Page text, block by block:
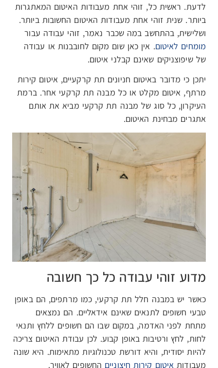
לדעת. ראשית כל, זוהי אחת מעבודות האיטום המאתגרות
ביותר. שנית זוהי אחת מעבודות האיטום החשובות ביותר.
ושלישית, בהתחשב במה שכבר נאמר, זוהי עבודה עבור
מומחים לאיטום. אין כאן שום מקום לחובבנות או עבודה
של שיפוצניקים שאינם קבלני איטום.
יתכן כי מדובר באיטום חניונים תת קרקעיים, איטום קירות
מרתף, איטום מקלט או כל מבנה תת קרקעי אחר. ברמת
העיקרון, כל סוג של מבנה תת קרקעי מביא את אותם
אתגרים מבחינת האיטום.
מדוע זוהי עבודה כל כך חשובה
כאשר יש במבנה חלל תת קרקעי, כמו מרתפים, הם באופן
טבעי חשופים לתנאים שאינם אידאליים. הם נמצאים
מתחת לפני האדמה, במקום שבו הם חשופים ללחץ ותנאי
לחות, לחץ ורטיבות באופן קבוע. לכן עבודת האיטום צריכה
להיות יסודית, והיא דורשת טכנולוגיות מתאימות. היא שונה
מעבודות איטום קירות חיצוניים החשופים לאוויר.